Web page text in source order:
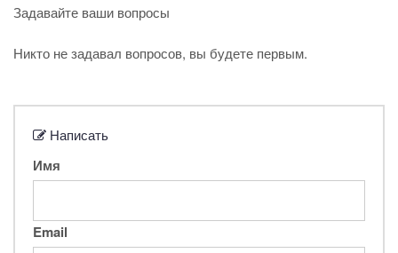
Задавайте ваши вопросы
Никто не задавал вопросов, вы будете первым.
Написать
Имя
Email